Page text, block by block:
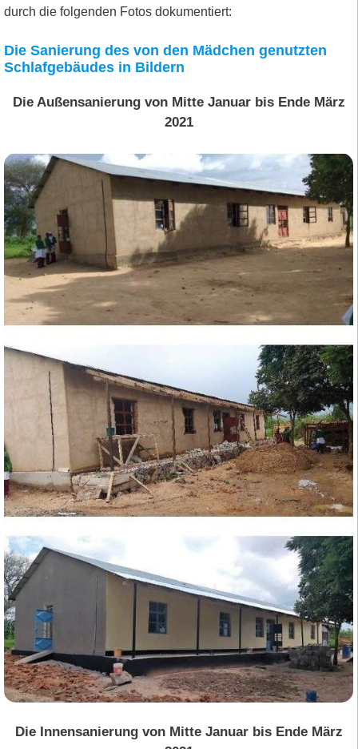
durch die folgenden Fotos dokumentiert:
Die Sanierung des von den Mädchen genutzten
Schlafgebäudes in Bildern
Die Außensanierung von Mitte Januar bis Ende März
2021
Die Innensanierung von Mitte Januar bis Ende März